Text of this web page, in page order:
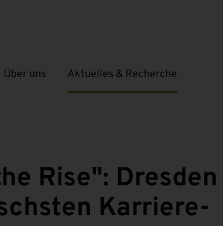
Über unsöffnenAktuelles & Recherche
Untermenü öffnen
Rise": Dresden
Karriere-